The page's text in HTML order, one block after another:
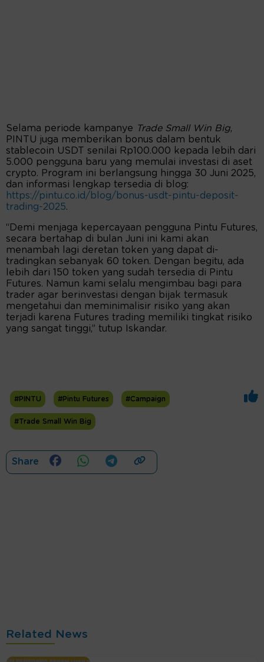
Selama periode kampanye Trade Small Win Big,
PINTU juga memberikan bonus dalam bentuk
stablecoin USDT senilai Rp100.000 kepada lebih dari
5.000 pengguna baru yang memulai investasi di aset
crypto. Program ini berlangsung hingga 30 Juni 2025,
dan informasi lengkap tersedia di blog:
https://pintu.co.id/blog/bonus-usdt-pintu-deposit-
trading-2025.
“Demi menjaga kepercayaan pengguna Pintu Futures,
secara bertahap di bulan Juni ini kami akan
menambah lagi deretan token yang dapat di-
tradingkan sebanyak 60 token. Dengan begitu, ada
lebih dari 150 token yang sudah tersedia di Pintu
Futures. Namun kami selalu mengimbau bagi para
trader agar berinvestasi dengan bijak termasuk
mengetahui dan meminimalisir risiko yang akan
terjadi karena Futures trading memiliki tingkat risiko
yang sangat tinggi,” tutup Iskandar.
#PINTU #Pintu Futures #Campaign
#Trade Small Win Big
Share
Related News